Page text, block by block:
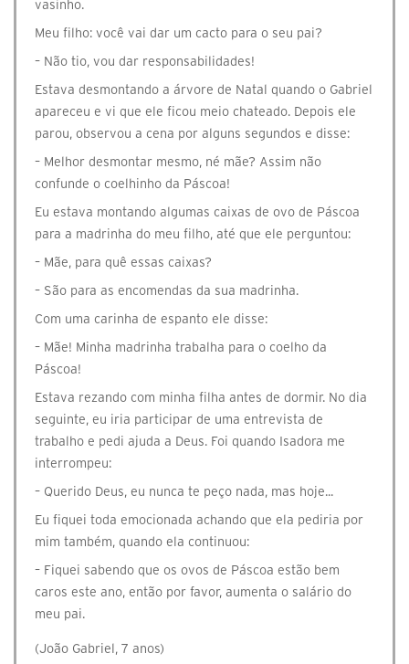
vasinho.
Meu filho: você vai dar um cacto para o seu pai?
– Não tio, vou dar responsabilidades!
Estava desmontando a árvore de Natal quando o Gabriel
apareceu e vi que ele ficou meio chateado. Depois ele
parou, observou a cena por alguns segundos e disse:
– Melhor desmontar mesmo, né mãe? Assim não
confunde o coelhinho da Páscoa!
Eu estava montando algumas caixas de ovo de Páscoa
para a madrinha do meu filho, até que ele perguntou:
– Mãe, para quê essas caixas?
– São para as encomendas da sua madrinha.
Com uma carinha de espanto ele disse:
– Mãe! Minha madrinha trabalha para o coelho da
Páscoa!
Estava rezando com minha filha antes de dormir. No dia
seguinte, eu iria participar de uma entrevista de
trabalho e pedi ajuda a Deus. Foi quando Isadora me
interrompeu:
– Querido Deus, eu nunca te peço nada, mas hoje...
Eu fiquei toda emocionada achando que ela pediria por
mim também, quando ela continuou:
– Fiquei sabendo que os ovos de Páscoa estão bem
caros este ano, então por favor, aumenta o salário do
meu pai.
(João Gabriel, 7 anos)